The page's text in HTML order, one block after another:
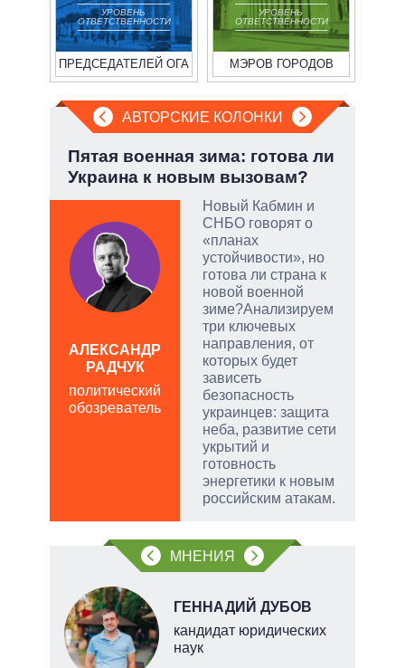
УРОВЕНЬ
ОТВЕТСТВЕННОСТИ
ПРЕДСЕДАТЕЛЕЙ ОГА
УРОВЕНЬ
ОТВЕТСТВЕННОСТИ
МЭРОВ ГОРОДОВ
АВТОРСКИЕ КОЛОНКИ
Пятая военная зима: готова ли
Украина к новым вызовам?
Новый Кабмин и
СНБО говорят о
«планах
устойчивости», но
готова ли страна к
новой военной
зиме?Анализируем
три ключевых
направления, от
которых будет
зависеть
безопасность
украинцев: защита
неба, развитие сети
укрытий и
готовность
энергетики к новым
российским атакам.
АЛЕКСАНДР
РАДЧУК
политический
обозреватель
МНЕНИЯ
ГЕННАДИЙ ДУБОВ
кандидат юридических
наук